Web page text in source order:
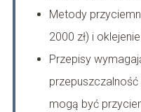
Metody
2000 zł) i
Przepisy
przepuszczalność
mogą być